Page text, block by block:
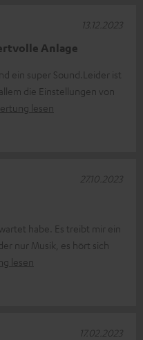
Anlage
ein super Sound.Leider ist
die Einstellungen von
lesen
13.12.2023
habe. Es treibt mir ein
nur Musik, es hört sich
lesen
27.10.2023
17.02.2023